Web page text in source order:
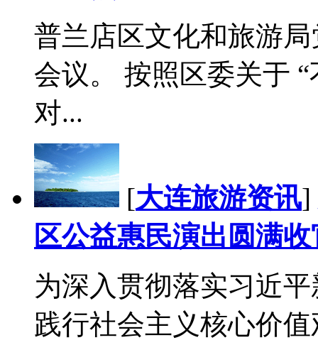
普兰店区文化和旅游
会议。 按照区委关于
对...
[大连旅游资讯]
区公益惠民演出圆满收
为深入贯彻落实习近
践行社会主义核心价